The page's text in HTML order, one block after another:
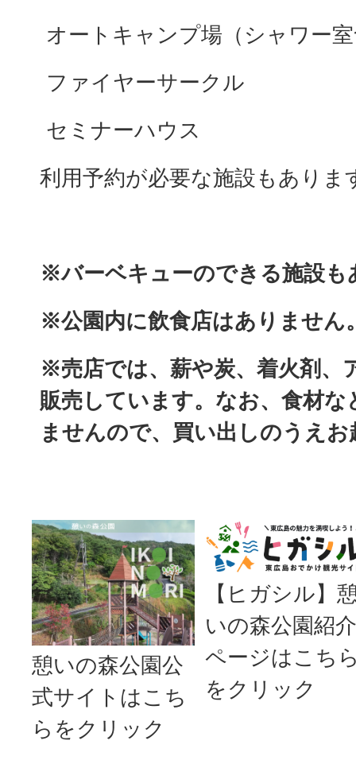
オートキャンプ場（シャワー
ファイヤーサークル
セミナーハウス
利用予約が必要な施設もありま
※バーベキューのできる施設も
※公園内に飲食店はありません
※売店では、薪や炭、着火剤、
販売しています。なお、食材な
ませんので、買い出しのうえ
憩いの森公園公
式サイトはこち
らをクリック
【ヒガシル】
いの森公園紹介
ページはこち
をクリック